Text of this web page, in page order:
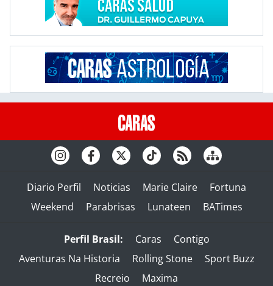
Diario Perfil Noticias Marie Claire
Fortuna
Weekend
Parabrisas Lunateen BATimes
Perfil Brasil: Caras
Contigo
Aventuras Na Historia
Rolling Stone
Sport Buzz
Recreio
Maxima